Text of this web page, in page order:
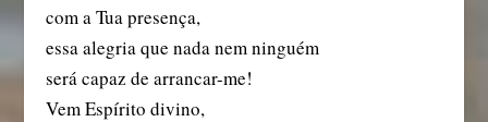
com a Tua presença,
essa alegria que nada nem ninguém
será capaz de arrancar-me!
Vem Espírito divino,